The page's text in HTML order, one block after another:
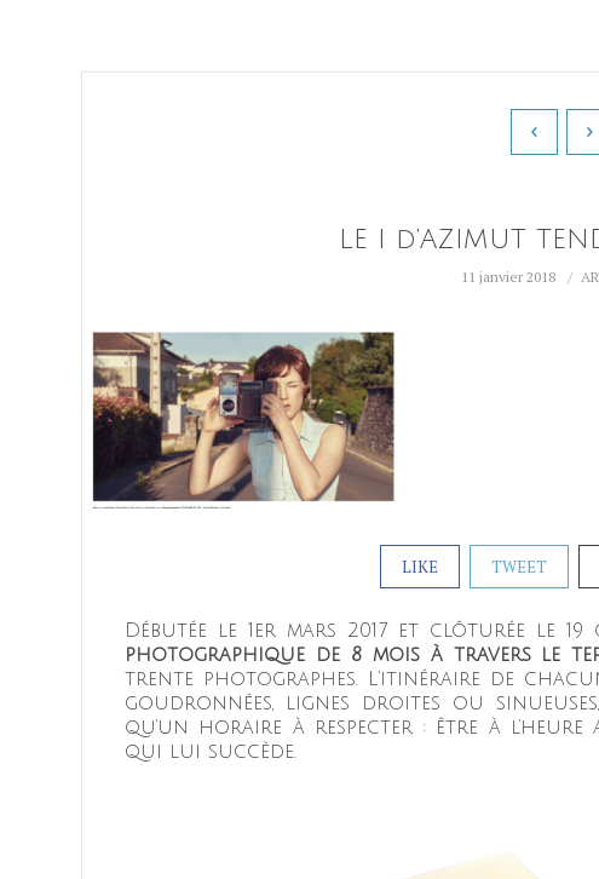
LE I d’AZIMUT
11 janvier 2018
LIKE TWEET
Débutée le 1er mars 2017 et clôturée le 19
photographique de 8 mois à travers le
trente photographes. L’itinéraire de
goudronnées, lignes droites ou
qu’un horaire à respecter : être à
qui lui succède.